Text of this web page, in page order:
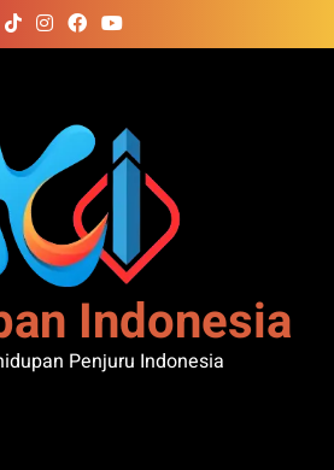
Indonesia
Penjuru Indonesia